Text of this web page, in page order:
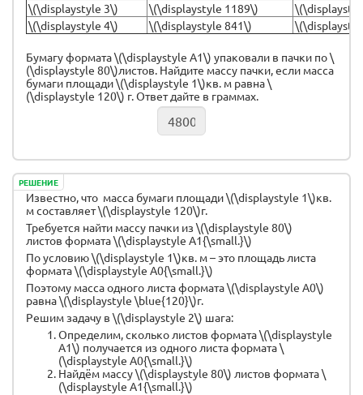
\(\displaystyle 3\)
\(\displaystyle 1189\)
\(\displaystyle 4\)
\(\displaystyle 841\)
Бумагу формата \(\displaystyle А1\) упаковали в пачки по \
(\displaystyle 80\)листов. Найдите массу пачки, если масса
бумаги площади \(\displaystyle 1\)кв. м равна \
(\displaystyle 120\) г. Ответ дайте в граммах.
РЕШЕНИЕ
Известно, что масса бумаги площади \(\displaystyle 1\)кв.
м составляет \(\displaystyle 120\)г.
Требуется найти массу пачки из \(\displaystyle 80\)
листов формата \(\displaystyle А1{\small.}\)
По условию \(\displaystyle 1\)кв. м – это площадь листа
формата \(\displaystyle А0{\small.}\)
Поэтому масса одного листа формата \(\displaystyle А0\)
равна \(\displaystyle \blue{120}\)г.
Решим задачу в \(\displaystyle 2\) шага:
Определим, сколько листов формата \(\displaystyle
А1\) получается из одного листа формата \
(\displaystyle А0{\small.}\)
Найдём массу \(\displaystyle 80\) листов формата \
(\displaystyle А1{\small.}\)